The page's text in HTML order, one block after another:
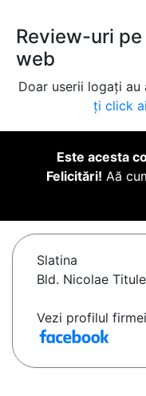
Review-uri
web
Doar userii logați au
ți click
Este acesta
Felicitări! Aă
Slatina
Bld. Nicolae
Vezi profilul